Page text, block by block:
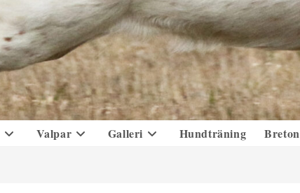
Valpar Galleri Hundträning Breton